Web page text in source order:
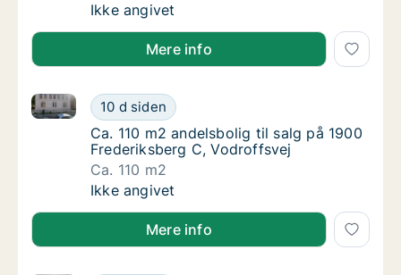
Ca. 245 m2 andelsbolig til salg på 1900
Ikke angivet
Mere info
Ca. 110 m2 andelsbolig til salg på 1900
10 d siden
Ca. 110 m2 andelsbolig til salg på 1900
Ca. 110 m2 andelsbolig til salg på 1900
Ca. 110 m2 andelsbolig til salg på 1900
Frederiksberg C, Vodroffsvej
Ca. 110 m2
Ca. 110 m2 andelsbolig til salg på 1900
Ikke angivet
Mere info